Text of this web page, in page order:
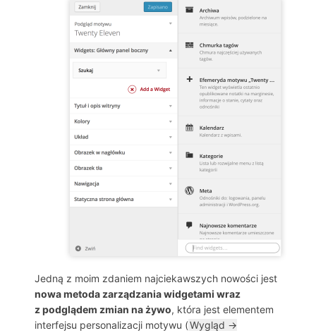
Jedną z moim zdaniem najciekawszych nowości jest
nowa metoda zarządzania widgetami wraz
z podglądem zmian na żywo, która jest elementem
interfejsu personalizacji motywu (Wygląd →